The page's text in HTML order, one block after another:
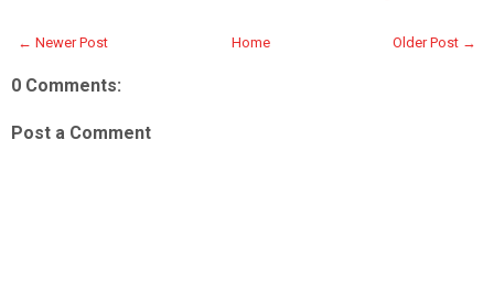
← Newer Post Older Post →
Home
0 Comments:
Post a Comment